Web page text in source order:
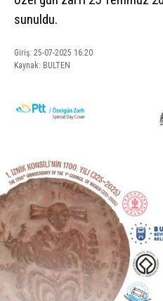
sunuldu.
Giriş: 25-07-2025 16:20
Kaynak: BULTEN